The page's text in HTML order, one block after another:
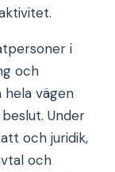
i
och
vägen
Under
och juridik,
och